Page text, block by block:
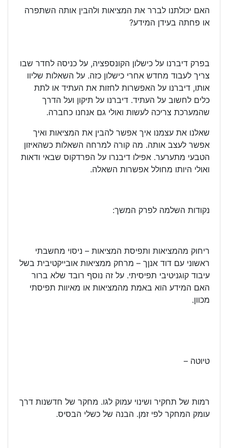
האם יכולתנו לברר את המציאות ולהבין אותה השתפרה
או פחתה בעידן המידע?
בפרק דיברנו על כישלון הקונספציה, על כניסה לחדר שבו
צריך לעבוד מחדש אחרי כישלון כזה. על השאלות שליוו
אותו, דיברנו על האפשרות לחזות את העתיד או לתת
כלים לחשוב על העתיד. דיברנו על תיקון ועל הדרך
שהמערכת צריכה לעשות ואולי גם אנחנו כחברה.
שאלנו את עצמנו איך אפשר להבין את המציאות ואיך
אפשר לעצב אותה. מה קורה למרחה השאלות כשהאיזון
הטבעי מתערער. אפילו דיבנרו על הפרדקוס שבאי ודאות
ואולי היותו מחולל אפשרות השאלה.
נקודות השלמה לפרק המשך:
ריחוק מהמציאות ותפיסת המציאות – ניסוי מחשבתי
ראשוני עם דוד אנןך – מרחק ממציאות אובייקטיבית בשל
עיבוד קוגניטיבי תפיסיתי. על זה נוסף רובד שלא ברור
האם המידע הוא באמת מהמציאות או מאיוות תפיסתי
מכוון.
טיוטה –
רמות של תחקיר ושינוי עמוק לגו. מחקר של חדשנות דרך
עומק המחקר לפי זמן. הבנה של כשלי הבסיס.